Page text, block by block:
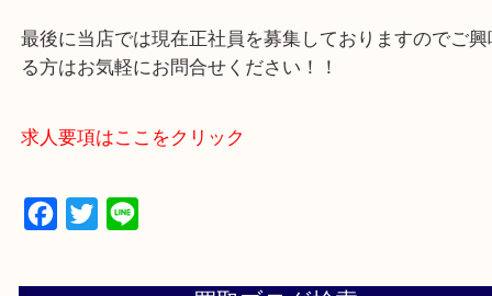
買取専門店 大吉 アル・プラザ京田辺店にお願いし
だきます。